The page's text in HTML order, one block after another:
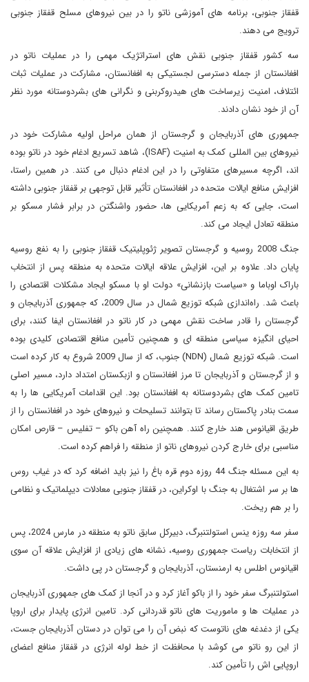
قفقاز جنوبی، برنامه های آموزشی ناتو را در بین نیروهای مسلح قفقاز جنوبی
ترویج می دهند.
سه کشور قفقاز جنوبی نقش های استراتژیک مهمی را در عملیات ناتو در
افغانستان از جمله دسترسی لجستیکی به افغانستان، مشارکت در عملیات ثبات
ائتلاف، امنیت زیرساخت های هیدروکربنی و نگرانی های بشردوستانه مورد نظر
آن از خود نشان دادند.
جمهوری های آذربایجان و گرجستان از همان مراحل اولیه مشارکت خود در
نیروهای بین المللی کمک به امنیت (ISAF)، شاهد تسریع ادغام خود در ناتو بوده
اند، اگرچه مسیرهای متفاوتی را در این ادغام دنبال می کنند. در همین راستا،
افزایش منافع ایالات متحده در افغانستان تأثیر قابل توجهی بر قفقاز جنوبی داشته
است، جایی که به زعم آمریکایی ها، حضور واشنگتن در برابر فشار مسکو بر
منطقه تعادل ایجاد می کند.
جنگ 2008 روسیه و گرجستان تصویر ژئوپلیتیک قفقاز جنوبی را به نفع روسیه
پایان داد. علاوه بر این، افزایش علاقه ایالات متحده به منطقه پس از انتخاب
باراک اوباما و «سیاست بازنشانی» دولت او با مسکو ایجاد مشکلات اقتصادی را
باعث شد. راه‌اندازی شبکه توزیع شمال در سال 2009، که جمهوری آذربایجان و
گرجستان را قادر ساخت نقش مهمی در کار ناتو در افغانستان ایفا کنند، برای
احیای انگیزه سیاسی منطقه ای و همچنین تأمین منافع اقتصادی کلیدی بوده
است. شبکه توزیع شمال (NDN) جنوب، که از سال 2009 شروع به کار کرده است
و از گرجستان و آذربایجان تا مرز افغانستان و ازبکستان امتداد دارد، مسیر اصلی
تامین کمک های بشردوستانه به افغانستان بود. این اقدامات آمریکایی ها را به
سمت بنادر پاکستان رساند تا بتوانند تسلیحات و نیروهای خود در افغانستان را از
طریق اقیانوس هند خارج کنند. همچنین راه آهن باکو – تفلیس – قارص امکان
مناسبی برای خارج کردن نیروهای ناتو از منطقه را فراهم کرده است.
به این مسئله جنگ 44 روزه دوم قره باغ را نیز باید اضافه کرد که در غیاب روس
ها بر سر اشتغال به جنگ با اوکراین، در قفقاز جنوبی معادلات دیپلماتیک و نظامی
را بر هم ریخت.
سفر سه روزه ینس استولتنبرگ، دبیرکل سابق ناتو به منطقه در مارس 2024، پس
از انتخابات ریاست جمهوری روسیه، نشانه های زیادی از افزایش علاقه آن سوی
اقیانوس اطلس به ارمنستان، آذربایجان و گرجستان در پی داشت.
استولتنبرگ سفر خود را از باکو آغاز کرد و در آنجا از کمک های جمهوری آذربایجان
در عملیات ها و ماموریت های ناتو قدردانی کرد. تامین انرژی پایدار برای اروپا
یکی از دغدغه های ناتوست که نبض آن را می توان در دستان آذربایجان جست،
از این رو ناتو می کوشد با محافظت از خط لوله انرژی در قفقاز منافع اعضای
اروپایی اش را تأمین کند.